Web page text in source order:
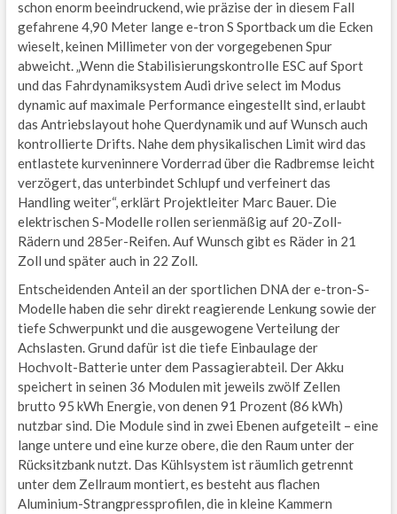
schon enorm beeindruckend, wie präzise der in diesem Fall
gefahrene 4,90 Meter lange e-tron S Sportback um die Ecken
wieselt, keinen Millimeter von der vorgegebenen Spur
abweicht. „Wenn die Stabilisierungskontrolle ESC auf Sport
und das Fahrdynamiksystem Audi drive select im Modus
dynamic auf maximale Performance eingestellt sind, erlaubt
das Antriebslayout hohe Querdynamik und auf Wunsch auch
kontrollierte Drifts. Nahe dem physikalischen Limit wird das
entlastete kurveninnere Vorderrad über die Radbremse leicht
verzögert, das unterbindet Schlupf und verfeinert das
Handling weiter“, erklärt Projektleiter Marc Bauer. Die
elektrischen S-Modelle rollen serienmäßig auf 20-Zoll-
Rädern und 285er-Reifen. Auf Wunsch gibt es Räder in 21
Zoll und später auch in 22 Zoll.
Entscheidenden Anteil an der sportlichen DNA der e-tron-S-
Modelle haben die sehr direkt reagierende Lenkung sowie der
tiefe Schwerpunkt und die ausgewogene Verteilung der
Achslasten. Grund dafür ist die tiefe Einbaulage der
Hochvolt-Batterie unter dem Passagierabteil. Der Akku
speichert in seinen 36 Modulen mit jeweils zwölf Zellen
brutto 95 kWh Energie, von denen 91 Prozent (86 kWh)
nutzbar sind. Die Module sind in zwei Ebenen aufgeteilt – eine
lange untere und eine kurze obere, die den Raum unter der
Rücksitzbank nutzt. Das Kühlsystem ist räumlich getrennt
unter dem Zellraum montiert, es besteht aus flachen
Aluminium-Strangpressprofilen, die in kleine Kammern